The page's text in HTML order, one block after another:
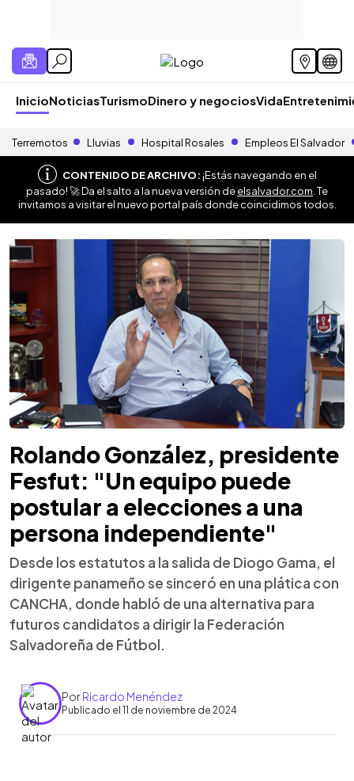
InicioNoticiasTurismoDinero y negociosVida
Terremotos Lluvias Hospital Rosales Empleos El Salvador
CONTENIDO DE ARCHIVO:¡Estás navegando en el
pasado! 🚀 Da el salto a la nueva versión deelsalvador.com . Te
invitamos a visitar el nuevo portal país donde coincidimos todos.
Rolando González, presidente
Fesfut: "Un equipo puede
postular a elecciones a una
persona independiente"
Desde los estatutos a la salida de Diogo Gama, el
dirigente panameño se sinceró en una plática con
CANCHA, donde habló de una alternativa para
futuros candidatos a dirigir la Federación
Salvadoreña de Fútbol.
PorRicardo Menéndez
Publicado el 11 de noviembre de 2024